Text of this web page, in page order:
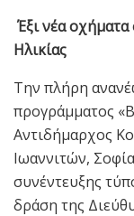
Έξι νέα
Ηλικίας
Την πλήρη
προγράμματος
Αντιδήμαρχος
Ιωαννιτών,
συνέντευξης
δράση της